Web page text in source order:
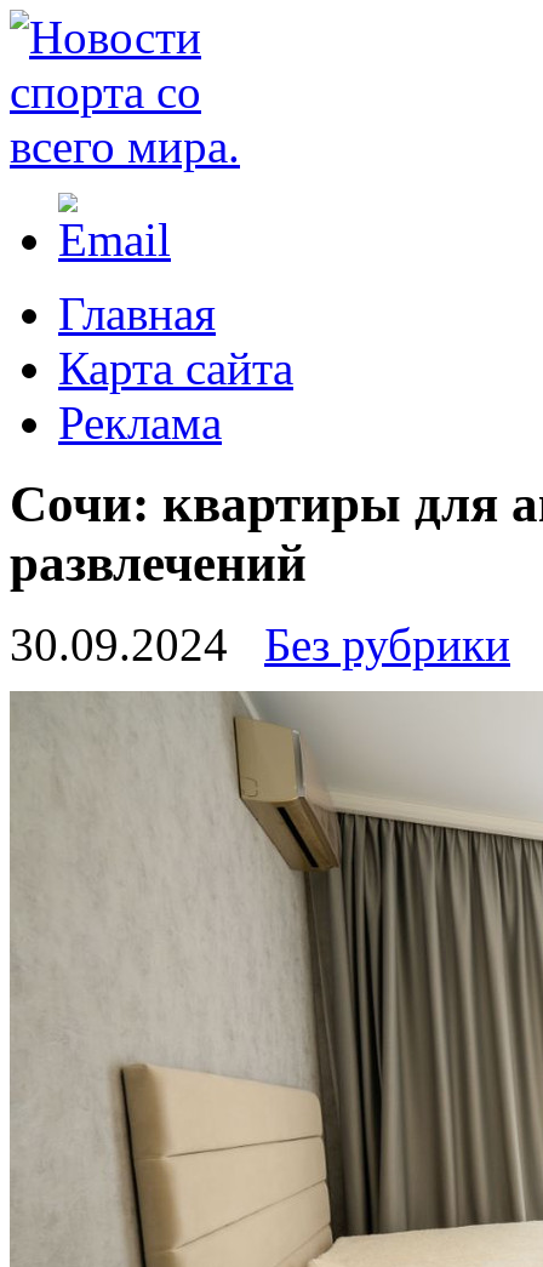
Главная
Карта сайта
Реклама
Сочи: квартиры для
развлечений
30.09.2024 Без рубрики